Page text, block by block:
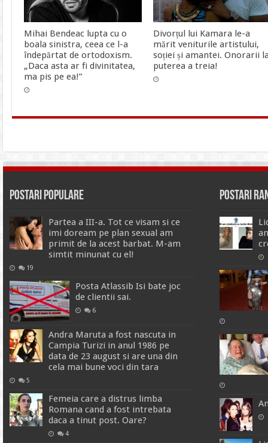
Mihai Bendeac lupta cu o
boala sinistra, ceea ce l-a
îndepărtat de ortodoxism.
„Daca asta ar fi divinitatea,
ma pis pe ea!”
Divorțul lui Kamara le-a
mărit veniturile artistului,
soției și amantei. Onorarii
puterea a treia!
Postari Populare
Partea a III-a. Tot ce visam si ce
imi doream pe plan sexual am
primit de la acest barbat. M-am
simtit minunat cu el!
19
Posta Atlassib Isi bate joc
de clientii sai.
6
Andra Maruta a fost nascuta in
Campia Turizi in anul 1986 pe
data de 23 august si are una din
cela mai bune voci din tara
5
Femeia care a distrus limba
Romana cand a fost intrebata
daca a tinut post. Oare?
4
Postari